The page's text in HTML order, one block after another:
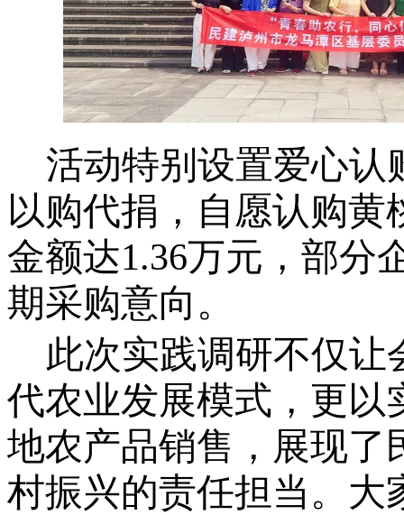
活动特别设置爱心认
以购代捐，自愿认购黄
金额达1.36万元，部分
期采购意向。
此次实践调研不仅让
代农业发展模式，更以
地农产品销售，展现了
村振兴的责任担当。大